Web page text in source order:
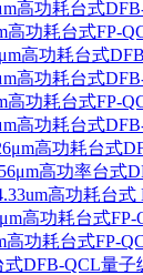
高功耗台式
高功耗台式FP-
高功耗台式
高功耗台式
高功耗台式FP-
高功耗台式
高功耗台式
高功率台式
高功耗台
高功耗台式
高功耗台式FP-
式DFB-QCL量